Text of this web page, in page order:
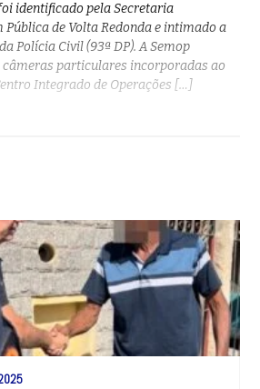
identificado pela Secretaria
de Volta Redonda e intimado a
Polícia Civil (93ª DP). A Semop
câmeras particulares incorporadas ao
Integrado de Operações […]